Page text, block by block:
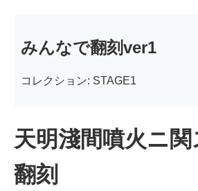
みんなで翻刻ver1
コレクション: STAGE1
天明淺間噴火ニ
翻刻